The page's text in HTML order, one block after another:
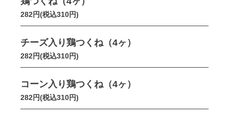
282円(税込310円)
チーズ入り鶏つくね（4ヶ）
282円(税込310円)
コーン入り鶏つくね（4ヶ）
282円(税込310円)